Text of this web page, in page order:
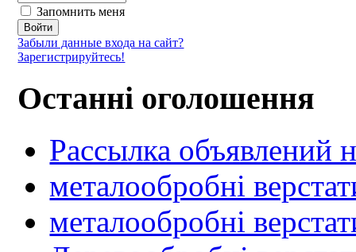
Запомнить меня
Забыли данные входа на сайт?
Зарегистрируйтесь!
Останні оголошення
Рассылка объявлений
металообробні
металообробні